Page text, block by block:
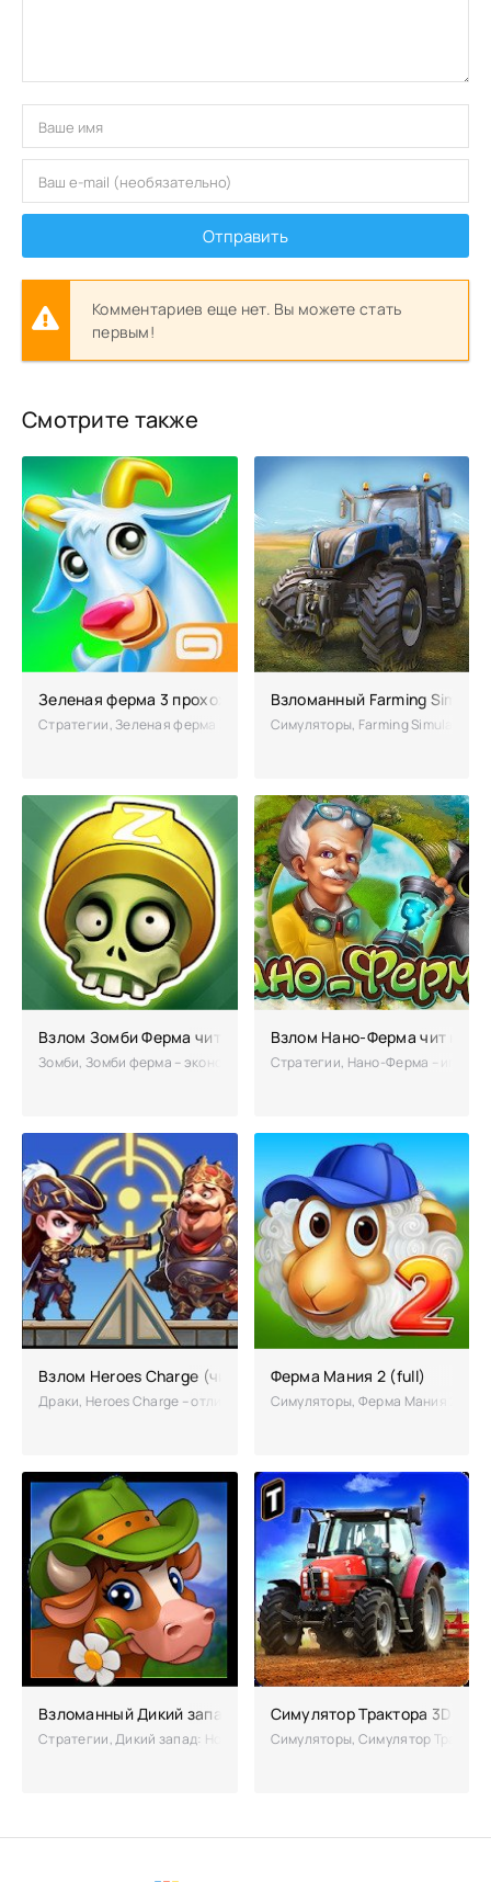
Отправить
Комментариев еще нет. Вы можете стать
первым!
Смотрите также
Зеленая ферма 3 прохождение и взлом
Стратегии, Зеленая ферма 3 – и вновь вам предстоит бросить
Взломанный Farming
Симуляторы, Farming Simulator
Взлом Зомби Ферма читы на много денег
Зомби, Зомби ферма – экономическая стратегия. Надоело убивать
Взлом Нано-Ферма чит на
Стратегии, Нано-Ферма – игра-
Взлом Heroes Charge (читы и секреты)
Драки, Heroes Charge – отличная сетевая рпг-игра на 50 героев с
Ферма Мания 2 (full)
Симуляторы, Ферма Мания 2 –
Взломанный Дикий запад: Новые земли на много денег
Стратегии, Дикий запад: Новые земли – фермерская стратегия с
Симулятор Трактора 3D
Симуляторы, Симулятор